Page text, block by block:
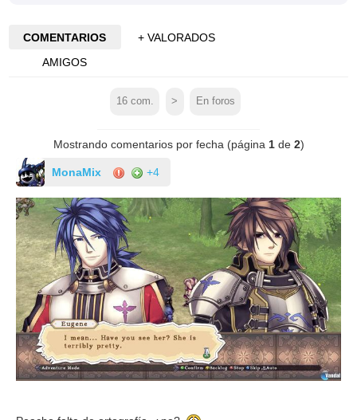
COMENTARIOS
+ VALORADOS
AMIGOS
16com. > En foros
Mostrando comentarios por fecha (página 1de 2)
MonaMix +4